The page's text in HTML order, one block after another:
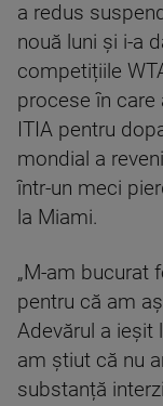
a redus
nouă luni și i-a
competițiile
procese în
ITIA pentru
mondial a
într-un meci
la Miami.
„M-am bucurat
pentru că am
Adevărul a ieșit
am știut că nu
substanță